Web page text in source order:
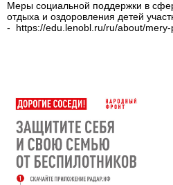
Меры социальной поддержки в
отдыха и оздоровления детей
- https://edu.lenobl.ru/ru/about/